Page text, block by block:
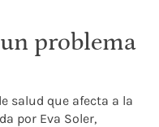
problema
salud que afecta a la
por Eva Soler,